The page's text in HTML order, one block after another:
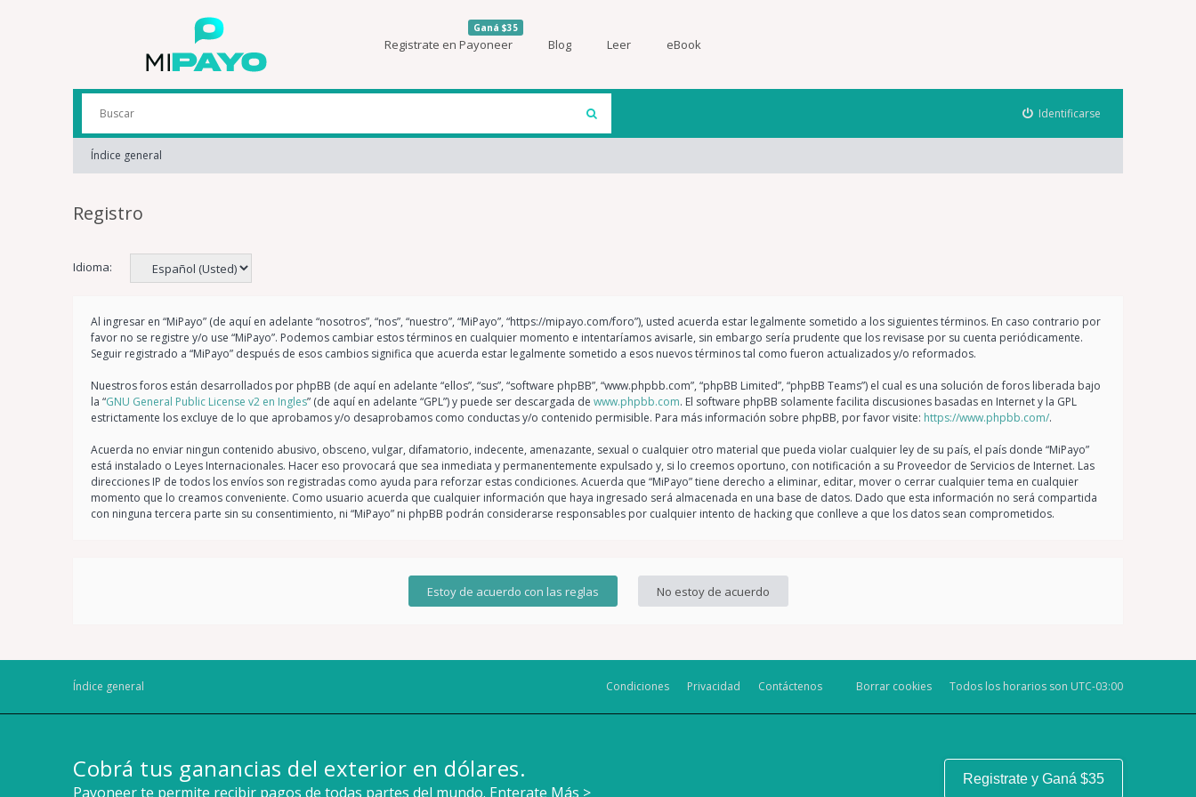
Registrate en Payoneer
Ganá $35
Blog Leer eBook
Identificarse
Índice general
Registro
Idioma:
Al ingresar en “MiPayo” (de aquí en adelante “nosotros”, “nos”, “nuestro”, “MiPayo”, “https://mipayo.com/foro”), usted acuerda estar legalmente sometido a los siguientes términos. En caso contrario por
favor no se registre y/o use “MiPayo”. Podemos cambiar estos términos en cualquier momento e intentaríamos avisarle, sin embargo sería prudente que los revisase por su cuenta periódicamente.
Seguir registrado a “MiPayo” después de esos cambios significa que acuerda estar legalmente sometido a esos nuevos términos tal como fueron actualizados y/o reformados.
Nuestros foros están desarrollados por phpBB (de aquí en adelante “ellos”, “sus”, “software phpBB”, “www.phpbb.com”, “phpBB Limited”, “phpBB Teams”) el cual es una solución de foros liberada bajo
la “GNU General Public License v2 en Ingles” (de aquí en adelante “GPL”) y puede ser descargada de www.phpbb.com. El software phpBB solamente facilita discusiones basadas en Internet y la GPL
estrictamente los excluye de lo que aprobamos y/o desaprobamos como conductas y/o contenido permisible. Para más información sobre phpBB, por favor visite: https://www.phpbb.com/.
Acuerda no enviar ningun contenido abusivo, obsceno, vulgar, difamatorio, indecente, amenazante, sexual o cualquier otro material que pueda violar cualquier ley de su país, el país donde “MiPayo”
está instalado o Leyes Internacionales. Hacer eso provocará que sea inmediata y permanentemente expulsado y, si lo creemos oportuno, con notificación a su Proveedor de Servicios de Internet. Las
direcciones IP de todos los envíos son registradas como ayuda para reforzar estas condiciones. Acuerda que “MiPayo” tiene derecho a eliminar, editar, mover o cerrar cualquier tema en cualquier
momento que lo creamos conveniente. Como usuario acuerda que cualquier información que haya ingresado será almacenada en una base de datos. Dado que esta información no será compartida
con ninguna tercera parte sin su consentimiento, ni “MiPayo” ni phpBB podrán considerarse responsables por cualquier intento de hacking que conlleve a que los datos sean comprometidos.
Índice general Todos los horarios son UTC-03:00
Borrar cookies
Contáctenos
Privacidad
Condiciones
Cobrá tus ganancias del exterior en dólares.
Payoneer te permite recibir pagos de todas partes del mundo. Enterate Más >
Registrate y Ganá $35